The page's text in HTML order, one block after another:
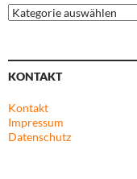
Kategorien
KONTAKT
Kontakt
Impressum
Datenschutz